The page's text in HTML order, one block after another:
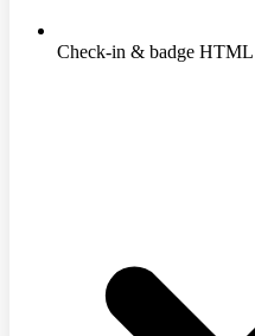
Check-in & badge HTML